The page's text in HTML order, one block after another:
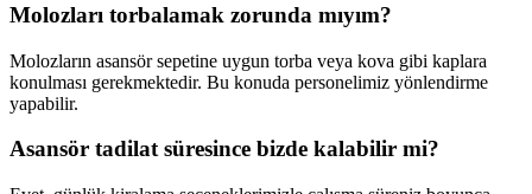
Molozları torbalamak zorunda mıyım?
Molozların asansör sepetine uygun torba veya kova gibi kaplara
konulması gerekmektedir. Bu konuda personelimiz yönlendirme
yapabilir.
Asansör tadilat süresince bizde kalabilir mi?